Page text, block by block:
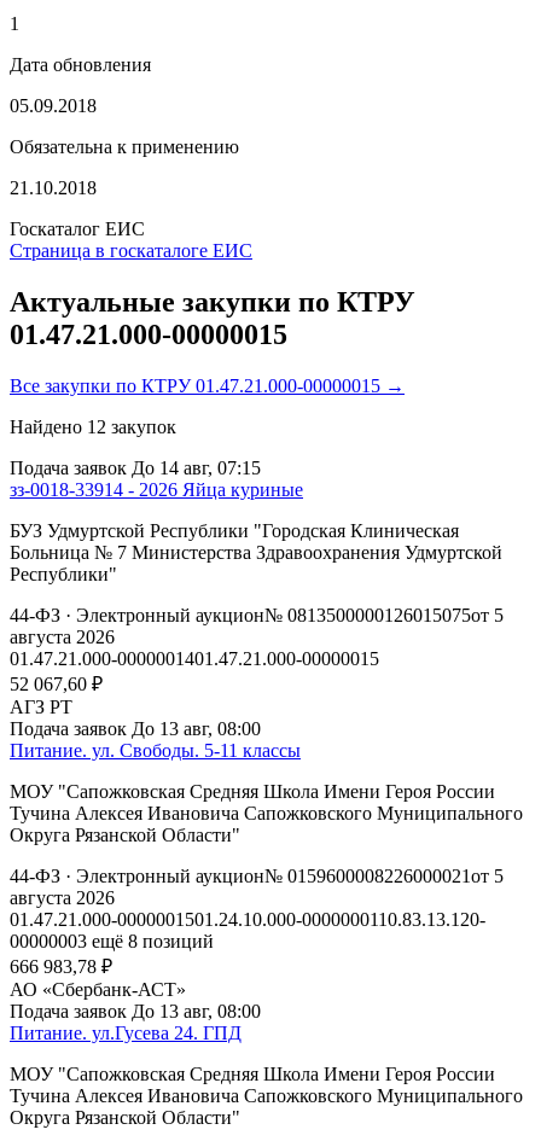
1
Дата обновления
05.09.2018
Обязательна к применению
21.10.2018
Госкаталог ЕИС
Страница в госкаталоге ЕИС
Актуальные закупки по КТРУ
01.47.21.000-00000015
Все закупки по КТРУ 01.47.21.000-00000015 →
Найдено 12 закупок
Подача заявок До 14 авг, 07:15
зз-0018-33914 - 2026 Яйца куриные
БУЗ Удмуртской Республики "Городская Клиническая
Больница № 7 Министерства Здравоохранения Удмуртской
Республики"
44-ФЗ · Электронный аукцион№ 0813500000126015075от 5
августа 2026
01.47.21.000-0000001401.47.21.000-00000015
52 067,60 ₽
АГЗ РТ
Подача заявок До 13 авг, 08:00
Питание. ул. Свободы. 5-11 классы
МОУ "Сапожковская Средняя Школа Имени Героя России
Тучина Алексея Ивановича Сапожковского Муниципального
Округа Рязанской Области"
44-ФЗ · Электронный аукцион№ 0159600008226000021от 5
августа 2026
01.47.21.000-0000001501.24.10.000-0000000110.83.13.120-
00000003 ещё 8 позиций
666 983,78 ₽
АО «Сбербанк-АСТ»
Подача заявок До 13 авг, 08:00
Питание. ул.Гусева 24. ГПД
МОУ "Сапожковская Средняя Школа Имени Героя России
Тучина Алексея Ивановича Сапожковского Муниципального
Округа Рязанской Области"